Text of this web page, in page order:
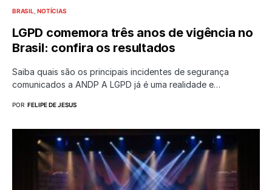
BRASIL NOTÍCIAS
LGPD comemora três anos de vigência no
Brasil: confira os resultados
Saiba quais são os principais incidentes de segurança
comunicados a ANDP A LGPD já é uma realidade e…
POR FELIPE DE JESUS